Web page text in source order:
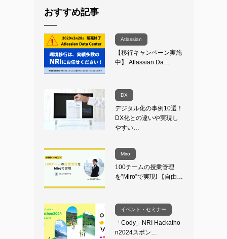
おすすめ記事
Atlassian
【移行キャンペーン実施
中】 Atlassian Da…
DX
デジタル化の事例10選！
DX化との違いや実現し
やすい…
Miro
100チームの授業管理
を”Miro”で実現! 【自由…
イベント・セミナー
「Cody」NRI Hackatho
n2024スポン…